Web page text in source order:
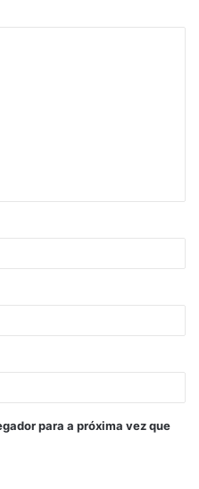
para a próxima vez que